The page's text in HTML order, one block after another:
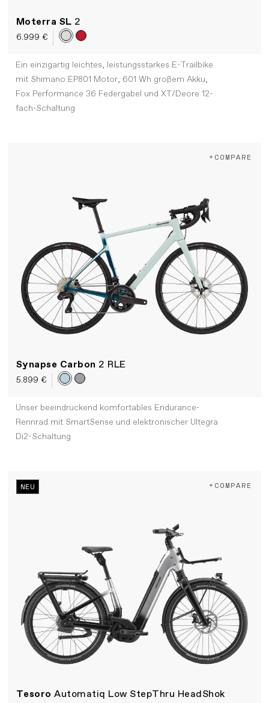
Moterra SL 2
6.999 €
Ein einzigartig leichtes, leistungsstarkes E-Trailbike
mit Shimano EP801 Motor, 601 Wh großem Akku,
Fox Performance 36 Federgabel und XT/Deore 12-
fach-Schaltung
Synapse Carbon 2 RLE
5.899 €
+COMPARE
Unser beeindruckend komfortables Endurance-
Rennrad mit SmartSense und elektronischer Ultegra
Di2-Schaltung
NEU
TesoroAutomatiq Low StepThru HeadShok
+COMPARE